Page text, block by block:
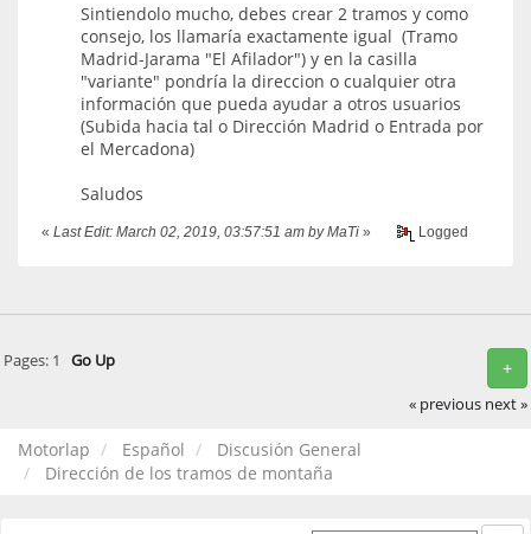
Sintiendolo mucho, debes crear 2 tramos y como
consejo, los llamaría exactamente igual (Tramo
Madrid-Jarama "El Afilador") y en la casilla
"variante" pondría la direccion o cualquier otra
información que pueda ayudar a otros usuarios
(Subida hacia tal o Dirección Madrid o Entrada por
el Mercadona)
Saludos
« Last Edit: March 02, 2019, 03:57:51 am by MaTi » Logged
+
Pages: 1 Go Up
« previous next »
Motorlap Español
Discusión General
Dirección de los tramos de montaña